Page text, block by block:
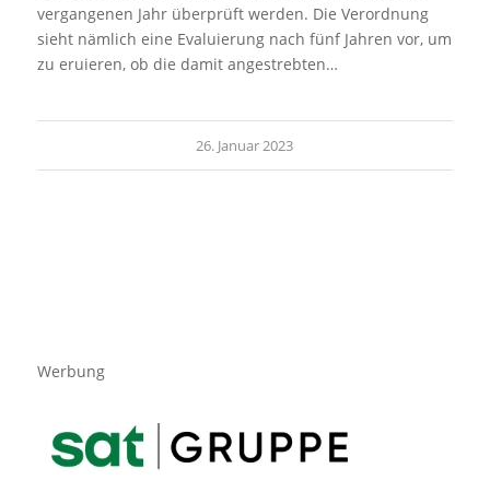
vergangenen Jahr überprüft werden. Die Verordnung
sieht nämlich eine Evaluierung nach fünf Jahren vor, um
zu eruieren, ob die damit angestrebten…
26. Januar 2023
Werbung